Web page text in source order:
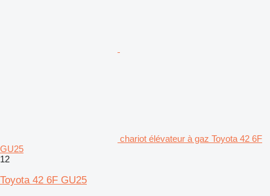
chariot élévateur à gaz Toyota 42 6F
GU25
12
Toyota 42 6F GU25